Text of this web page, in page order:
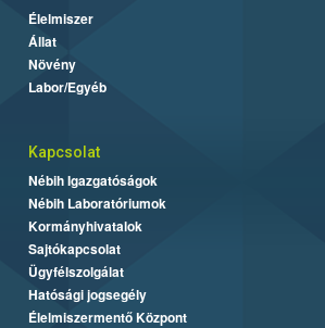
Élelmiszer
Állat
Növény
Labor/Egyéb
Kapcsolat
Nébih Igazgatóságok
Nébih Laboratóriumok
Kormányhivatalok
Sajtókapcsolat
Ügyfélszolgálat
Hatósági jogsegély
Élelmiszermentő Központ